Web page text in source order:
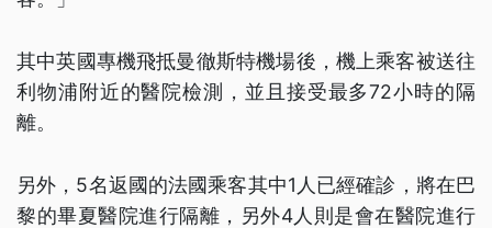
其中英國專機飛抵曼徹斯特機場後，機上乘客被送往
利物浦附近的醫院檢測，並且接受最多72小時的隔
離。
另外，5名返國的法國乘客其中1人已經確診，將在巴
黎的畢夏醫院進行隔離，另外4人則是會在醫院進行